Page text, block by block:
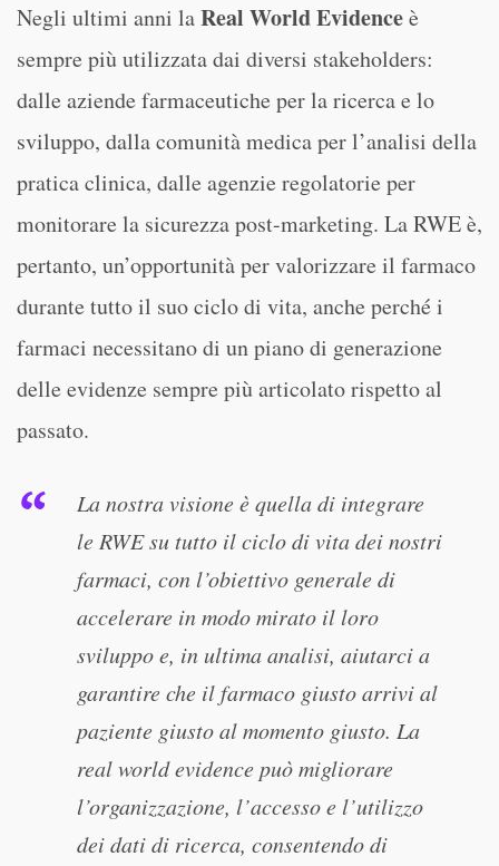
Negli ultimi anni laReal World Evidenceè
sempre più utilizzata dai diversi stakeholders:
dalle aziende farmaceutiche per la ricerca e lo
sviluppo, dalla comunità medica per l’analisi della
pratica clinica, dalle agenzie regolatorie per
monitorare la sicurezza post-marketing. La RWE è,
pertanto, un’opportunità per valorizzare il farmaco
durante tutto il suo ciclo di vita, anche perché i
farmaci necessitano di un piano di generazione
delle evidenze sempre più articolato rispetto al
passato.
La nostra visione è quella di integrare
le RWE su tutto il ciclo di vita dei nostri
farmaci, con l’obiettivo generale di
accelerare in modo mirato il loro
sviluppo e, in ultima analisi, aiutarci a
garantire che il farmaco giusto arrivi al
paziente giusto al momento giusto. La
real world evidence può migliorare
l’organizzazione, l’accesso e l’utilizzo
dei dati di ricerca, consentendo di